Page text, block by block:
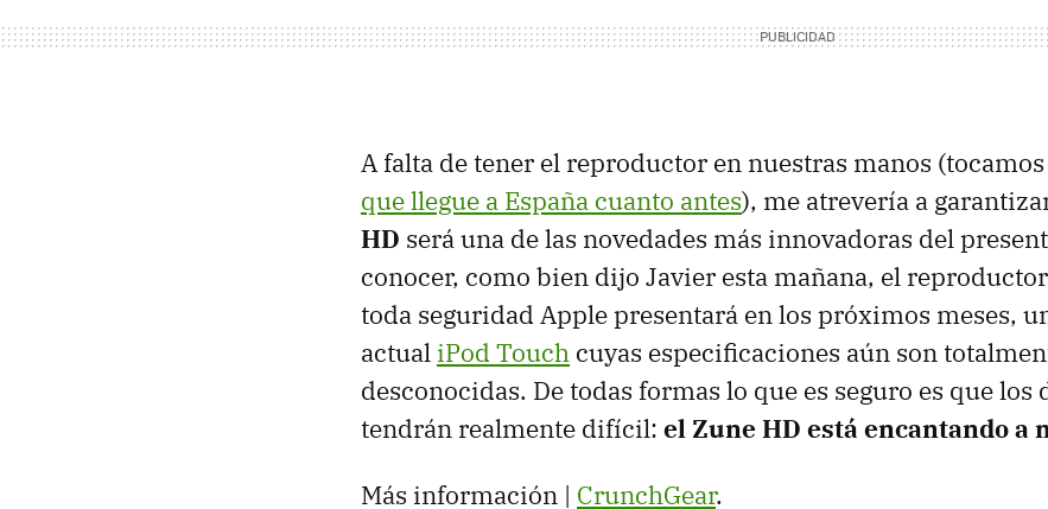
A falta de tener el reproductor en nuestras manos
que llegue a España cuanto antes), me atrevería a
HD será una de las novedades más innovadoras del
conocer, como bien dijo Javier esta mañana, el
toda seguridad Apple presentará en los próximos meses,
actual iPod Touch cuyas especificaciones aún son
desconocidas. De todas formas lo que es seguro es que los
tendrán realmente difícil: el Zune HD está encantando a
Más información | CrunchGear.